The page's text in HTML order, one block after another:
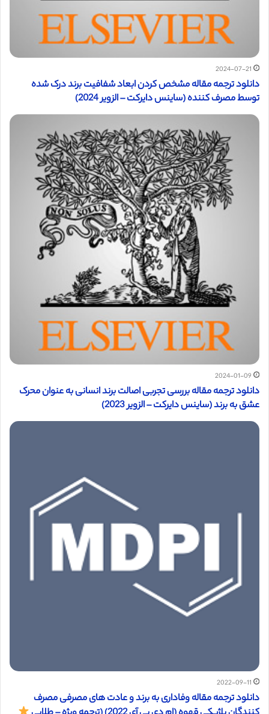
2024-07-21
دانلود ترجمه مقاله مشخص کردن ابعاد شفافیت برند درک شده
توسط مصرف کننده (ساینس دایرکت – الزویر 2024)
2024-01-09
دانلود ترجمه مقاله بررسی تجربی اصالت برند انسانی به عنوان محرک
عشق به برند (ساینس دایرکت – الزویر 2023)
2022-09-11
دانلود ترجمه مقاله وفاداری به برند و عادت های مصرفی مصرف